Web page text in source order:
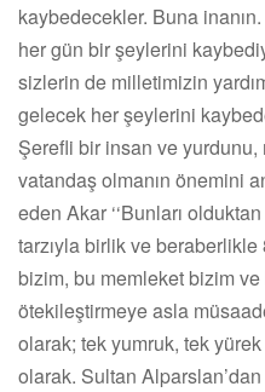
kaybedecekler. Buna
her gün bir şeylerini
sizlerin de milletimizin
gelecek her şeylerini
Şerefli bir insan ve
vatandaş olmanın önemini
eden Akar ‘‘Bunları
tarzıyla birlik ve
bizim, bu memleket bizim ve
ötekileştirmeye asla
olarak; tek yumruk, tek
olarak. Sultan